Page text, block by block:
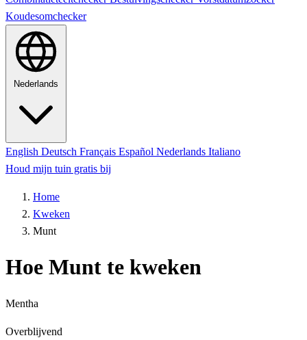
Koudesomchecker
Nederlands
English Deutsch Français Español Nederlands Italiano
Houd mijn tuin gratis bij
Home
Kweken
Munt
Hoe Munt te kweken
Mentha
Overblijvend